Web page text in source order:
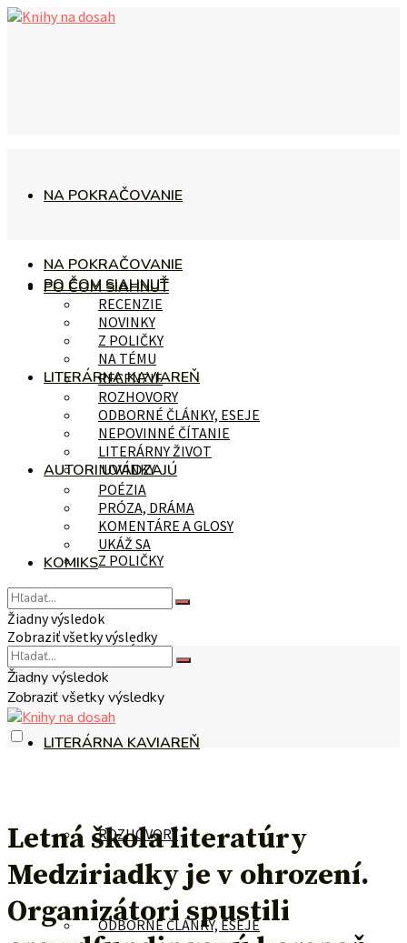
NA POKRAČOVANIE
PO ČOM SIAHNUŤ
RECENZIE
NOVINKY
Z POLIČKY
NA TÉMU
LITERÁRNA KAVIAREŇ
ROZHOVORY
ODBORNÉ ČLÁNKY, ESEJE
NA POKRAČOVANIE
PO ČOM SIAHNUŤ
RECENZIE
NOVINKY
Z POLIČKY
NA TÉMU
LITERÁRNA KAVIAREŇ
ROZHOVORY
ODBORNÉ ČLÁNKY, ESEJE
NEPOVINNÉ ČÍTANIE
LITERÁRNY ŽIVOT
AUTORI UVÁDZAJÚ
POÉZIA
PRÓZA, DRÁMA
KOMENTÁRE A GLOSY
UKÁŽ SA
KOMIKS
Žiadny výsledok
Zobraziť všetky výsledky
Žiadny výsledok
Zobraziť všetky výsledky
Letná škola literatúry
Medziriadky je v ohrození.
Organizátori spustili